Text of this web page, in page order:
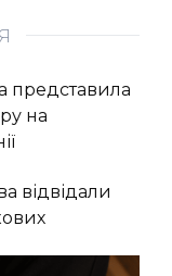
представила
на
відвідали